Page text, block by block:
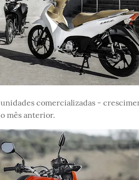
unidades comercializadas -
mês anterior.